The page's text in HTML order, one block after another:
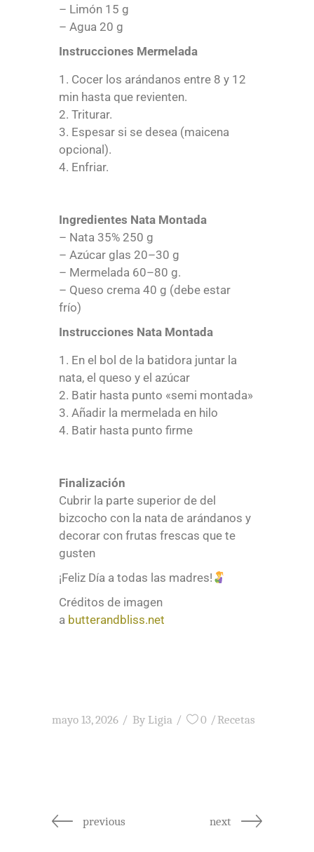
– Limón 15 g
– Agua 20 g
Instrucciones Mermelada
Cocer los arándanos entre 8 y 12
min hasta que revienten.
Triturar.
Espesar si se desea (maicena
opcional).
Enfriar.
Ingredientes Nata Montada
– Nata 35% 250 g
– Azúcar glas 20–30 g
– Mermelada 60–80 g.
– Queso crema 40 g (debe estar
frío)
Instrucciones Nata Montada
En el bol de la batidora juntar la
nata, el queso y el azúcar
Batir hasta punto «semi montada»
Añadir la mermelada en hilo
Batir hasta punto firme
Finalización
Cubrir la parte superior de del
bizcocho con la nata de arándanos y
decorar con frutas frescas que te
gusten
¡Feliz Día a todas las madres!
Créditos de imagen
a butterandbliss.net
mayo 13, 2026 By Ligia 0 Recetas
previous next